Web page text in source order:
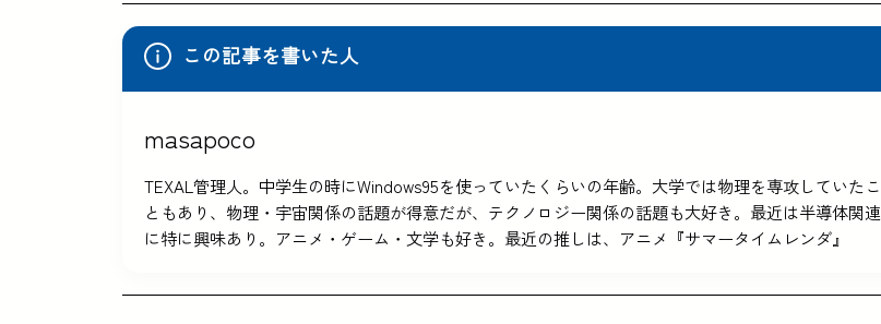
この記事を書いた人
masapoco
TEXAL管理人。中学生の時にWindows95を使っていたくらいの年齢。大学では物理を専攻していたこ
ともあり、物理・宇宙関係の話題が得意だが、テクノロジー関係の話題も大好き。最近は半導体関連
に特に興味あり。アニメ・ゲーム・文学も好き。最近の推しは、アニメ『サマータイムレンダ』